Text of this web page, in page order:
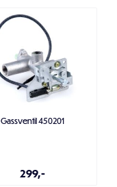
Gassventil 450201
299,-